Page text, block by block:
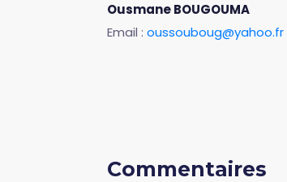
Ousmane BOUGOUMA
Email : oussouboug@yahoo.fr
Commentaires